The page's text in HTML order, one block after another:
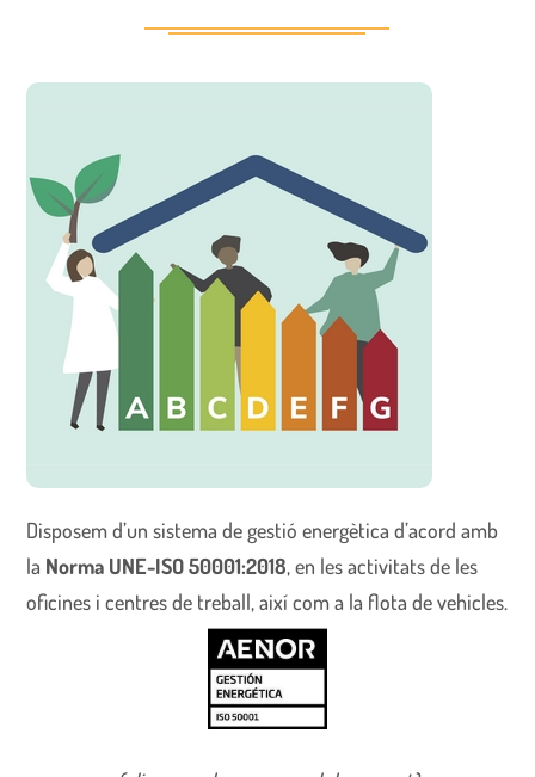
Disposem d’un sistema de gestió energètica d’acord amb
la Norma UNE-ISO 50001:2018, en les activitats de les
oficines i centres de treball, així com a la flota de vehicles.